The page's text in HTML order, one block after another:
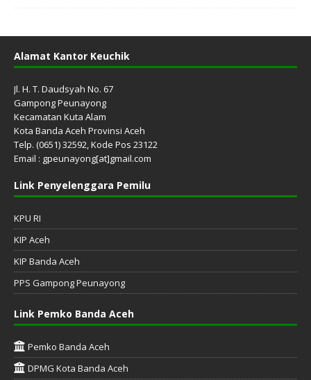
Alamat Kantor Keuchik
Jl. H. T. Daudsyah No. 67
Gampong Peunayong
Kecamatan Kuta Alam
Kota Banda Aceh Provinsi Aceh
Telp. (0651) 32592, Kode Pos 23122
Email : gpeunayong[at]gmail.com
Link Penyelenggara Pemilu
KPU RI
KIP Aceh
KIP Banda Aceh
PPS Gampong Peunayong
Link Pemko Banda Aceh
Pemko Banda Aceh
DPMG Kota Banda Aceh